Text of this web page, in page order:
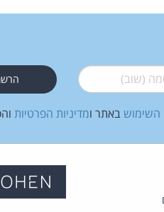
(שוב)*
השימוש באתר ומדיניות הפרטיות